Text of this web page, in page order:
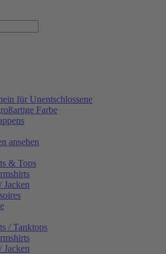
für Unentschlossene
Farbe
ansehen
& Tops
Jacken
/ Tanktops
Jacken